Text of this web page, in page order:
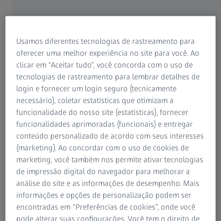
Design aberto para facilitar o
carregamento por guindaste
MMZ T
ZEISS MMZ T
Recursos
A estrutura aberta permite o carregamento fácil com um
guindaste. O design da máquina permite a medição de
Usamos diferentes tecnologias de rastreamento para
oferecer uma melhor experiência no site para você. Ao
clicar em “Aceitar tudo”, você concorda com o uso de
tecnologias de rastreamento para lembrar detalhes de
login e fornecer um login seguro (tecnicamente
necessário), coletar estatísticas que otimizam a
funcionalidade do nosso site (estatísticas), fornecer
funcionalidades aprimoradas (funcionais) e entregar
conteúdo personalizado de acordo com seus interesses
(marketing). Ao concordar com o uso de cookies de
marketing, você também nos permite ativar tecnologias
de impressão digital do navegador para melhorar a
análise do site e as informações de desempenho. Mais
informações e opções de personalização podem ser
encontradas em “Preferências de cookies”, onde você